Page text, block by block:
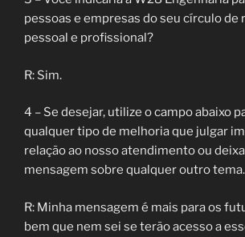
pessoas e empresas do seu círculo
pessoal e profissional?
R: Sim.
4 – Se desejar, utilize o campo abaixo
qualquer tipo de melhoria que julgar
relação ao nosso atendimento ou
mensagem sobre qualquer outro tema.
R: Minha mensagem é mais para os
bem que nem sei se terão acesso a